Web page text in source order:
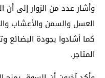
وأشار عدد من الزوار إلى
العسل والسمن والأعشاب
كما أشادوا بجودة
المتاجر.